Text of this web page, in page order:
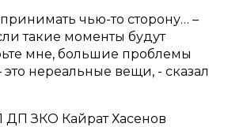
чью-то сторону… –
такие моменты будут
мне, большие проблемы
это нереальные вещи, - сказал
ЗКО Кайрат Хасенов